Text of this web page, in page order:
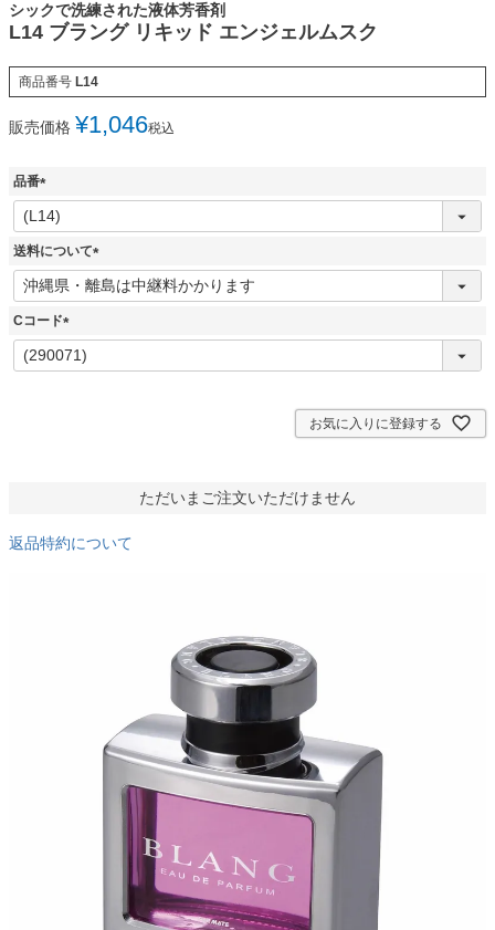
シックで洗練された液体芳香剤
L14 ブラング リキッド エンジェルムスク
商品番号 L14
販売価格 ¥1,046税込
品番
(
必
須
送料について
(
必
Cコード
(
必
お気に入りに登録する
ただいまご注文いただけません
返品特約について